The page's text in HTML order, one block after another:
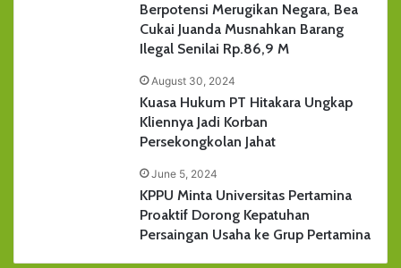
Berpotensi Merugikan Negara, Bea
Cukai Juanda Musnahkan Barang
Ilegal Senilai Rp.86,9 M
August 30, 2024
Kuasa Hukum PT Hitakara Ungkap
Kliennya Jadi Korban
Persekongkolan Jahat
June 5, 2024
KPPU Minta Universitas Pertamina
Proaktif Dorong Kepatuhan
Persaingan Usaha ke Grup Pertamina